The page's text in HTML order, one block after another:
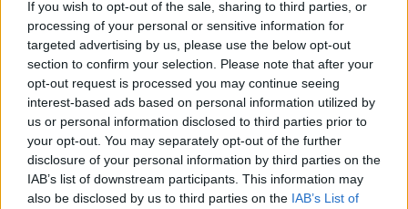
If you wish to opt-out of the sale, sharing to third parties, or
processing of your personal or sensitive information for
targeted advertising by us, please use the below opt-out
section to confirm your selection. Please note that after your
opt-out request is processed you may continue seeing
interest-based ads based on personal information utilized by
us or personal information disclosed to third parties prior to
your opt-out. You may separately opt-out of the further
disclosure of your personal information by third parties on the
IAB’s list of downstream participants. This information may
also be disclosed by us to third parties on the IAB’s List of